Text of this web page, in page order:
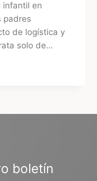
infantil en
padres
de logística y
solo de…
boletín